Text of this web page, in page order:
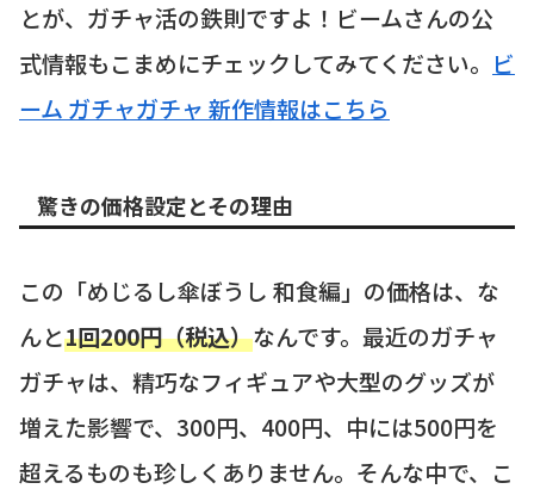
とが、ガチャ活の鉄則ですよ！ビームさんの公
式情報もこまめにチェックしてみてください。 ビ
ーム ガチャガチャ 新作情報はこちら
驚きの価格設定とその理由
この「めじるし傘ぼうし 和食編」の価格は、な
んと1回200円（税込）なんです。最近のガチャ
ガチャは、精巧なフィギュアや大型のグッズが
増えた影響で、300円、400円、中には500円を
超えるものも珍しくありません。そんな中で、こ